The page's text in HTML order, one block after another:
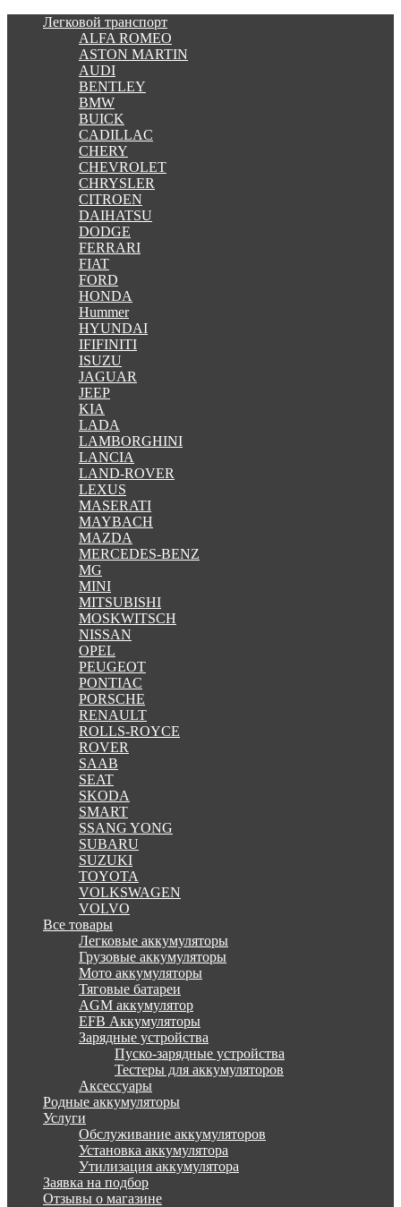
Легковой транспорт
ALFA ROMEO
ASTON MARTIN
AUDI
BENTLEY
BMW
BUICK
CADILLAC
CHERY
CHEVROLET
CHRYSLER
CITROEN
DAIHATSU
DODGE
FERRARI
FIAT
FORD
HONDA
Hummer
HYUNDAI
IFIFINITI
ISUZU
JAGUAR
JEEP
KIA
LADA
LAMBORGHINI
LANCIA
LAND-ROVER
LEXUS
MASERATI
MAYBACH
MAZDA
MERCEDES-BENZ
MG
MINI
MITSUBISHI
MOSKWITSCH
NISSAN
OPEL
PEUGEOT
PONTIAC
PORSCHE
RENAULT
ROLLS-ROYCE
ROVER
SAAB
SEAT
SKODA
SMART
SSANG YONG
SUBARU
SUZUKI
TOYOTA
VOLKSWAGEN
VOLVO
Все товары
Легковые аккумуляторы
Грузовые аккумуляторы
Мото аккумуляторы
Тяговые батареи
AGM аккумулятор
EFB Аккумуляторы
Зарядные устройства
Пуско-зарядные устройства
Тестеры для аккумуляторов
Аксессуары
Родные аккумуляторы
Услуги
Обслуживание аккумуляторов
Установка аккумулятора
Утилизация аккумулятора
Заявка на подбор
Отзывы о магазине